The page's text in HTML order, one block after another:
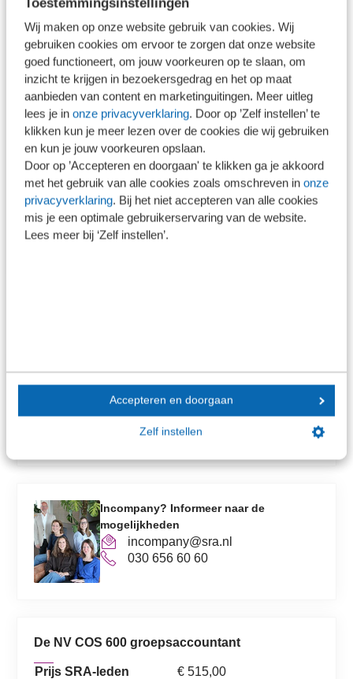
Wij maken op onze website gebruik van cookies. Wij
gebruiken cookies om ervoor te zorgen dat onze website
goed functioneert, om jouw voorkeuren op te slaan, om
inzicht te krijgen in bezoekersgedrag en het op maat
aanbieden van content en marketinguitingen. Meer uitleg
lees je in onze privacyverklaring. Door op ’Zelf instellen’ te
klikken kun je meer lezen over de cookies die wij gebruiken
en kun je jouw voorkeuren opslaan.
Door op ’Accepteren en doorgaan' te klikken ga je akkoord
met het gebruik van alle cookies zoals omschreven in onze
privacyverklaring. Bij het niet accepteren van alle cookies
mis je een optimale gebruikerservaring van de website.
Lees meer bij ‘Zelf instellen’.
Accepteren en doorgaan
Zelf instellen
Beschikbaar
Docent(en)
drs. Ellen de Koning RA
Drs. Ellen de Koning-van Schie RA is
adviseur, coach en trainer Audit &
Assurance aan de VU in Amsterdam.
Kerstin Reus
kreus@sra.nl
030 656 60 60
Incompany? Informeer naar de
mogelijkheden
incompany@sra.nl
030 656 60 60
De NV COS 600 groepsaccountant
Prijs SRA-leden
€ 515,00